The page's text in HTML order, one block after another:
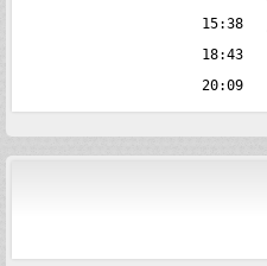
15:38
18:43
20:09